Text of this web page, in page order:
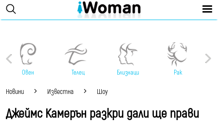
Овен Телец Близнаци Рак
Новини Известна Шоу
Джеймс Камерън разкри дали ще прави